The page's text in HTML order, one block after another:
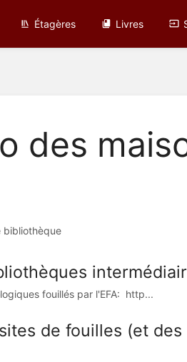
Étagères Livres
des
bibliothèque
fouillés par l'EFA: http...
de fouilles (et